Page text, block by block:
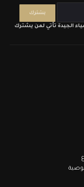
الجيدة تأتي لمن يشترك